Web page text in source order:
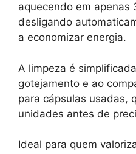
aquecendo em apenas
desligando
a economizar energia.
A limpeza é
gotejamento e ao
para cápsulas usadas,
unidades antes de
Ideal para quem